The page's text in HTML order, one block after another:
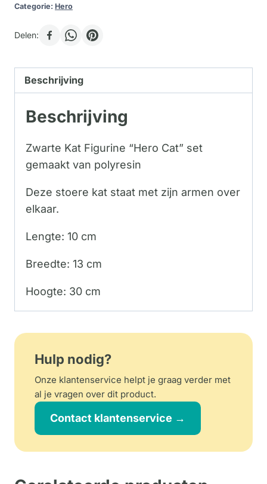
Categorie: Hero
Delen:
Beschrijving
Beschrijving
Zwarte Kat Figurine “Hero Cat” set
gemaakt van polyresin
Deze stoere kat staat met zijn armen over
elkaar.
Lengte: 10 cm
Breedte: 13 cm
Hoogte: 30 cm
Hulp nodig?
Onze klantenservice helpt je graag verder met
al je vragen over dit product.
Contact klantenservice →